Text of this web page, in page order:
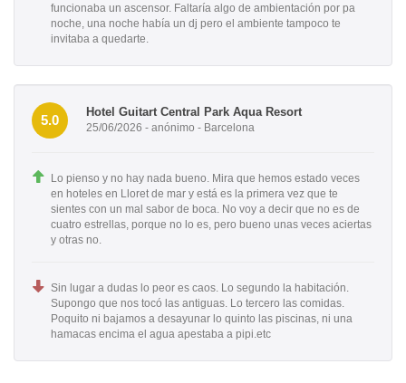
funcionaba un ascensor. Faltaría algo de ambientación por pa
noche, una noche había un dj pero el ambiente tampoco te
invitaba a quedarte.
5.0
Hotel Guitart Central Park Aqua Resort
25/06/2026 - anónimo - Barcelona
Lo pienso y no hay nada bueno. Mira que hemos estado veces
en hoteles en Lloret de mar y está es la primera vez que te
sientes con un mal sabor de boca. No voy a decir que no es de
cuatro estrellas, porque no lo es, pero bueno unas veces aciertas
y otras no.
Sin lugar a dudas lo peor es caos. Lo segundo la habitación.
Supongo que nos tocó las antiguas. Lo tercero las comidas.
Poquito ni bajamos a desayunar lo quinto las piscinas, ni una
hamacas encima el agua apestaba a pipi.etc